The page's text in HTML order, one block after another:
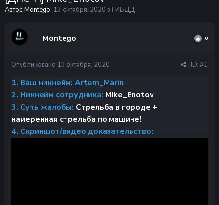
Автор Montego, 13 октября, 2020 в ГИБДД
Montego 0
· ID: #1
Опубликовано 13 октября, 2020
1. Ваш никнейм: Artem_Marin
2. Никнейм сотрудника: Mike_Enotov
3. Суть жалобы: Стрельба в городе +
намеренная стрельба по машине!
4. Скриншот/видео доказательство: